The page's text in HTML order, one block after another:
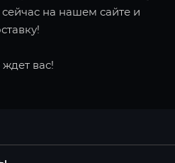
на нашем сайте и
вас!